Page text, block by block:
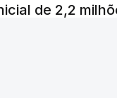
de 2,2